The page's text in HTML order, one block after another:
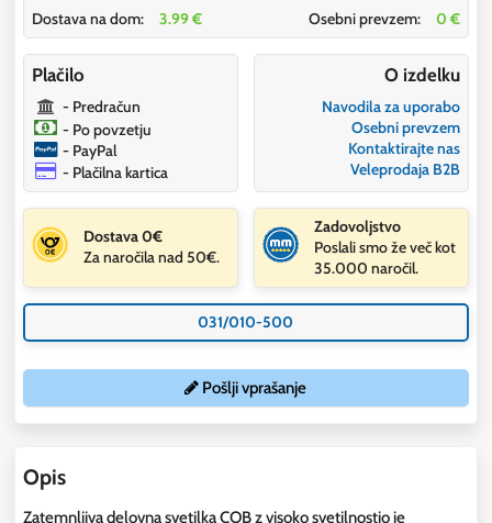
Dostava na dom: 3.99 € Osebni prevzem: 0 €
Plačilo
- Predračun
- Po povzetju
- PayPal
- Plačilna kartica
O izdelku
Navodila za uporabo
Osebni prevzem
Kontaktirajte nas
Veleprodaja B2B
Dostava 0€
Za naročila nad 50€.
Zadovoljstvo
Poslali smo že več kot
35.000 naročil.
031/010-500
Pošlji vprašanje
Opis
Zatemnljiva delovna svetilka COB z visoko svetilnostjo je